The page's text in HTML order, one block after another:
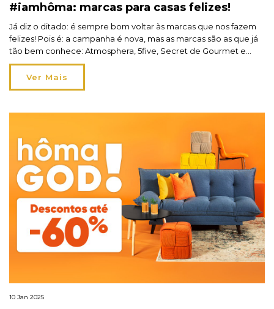
#iamhôma: marcas para casas felizes!
Já diz o ditado: é sempre bom voltar às marcas que nos fazem
felizes! Pois é: a campanha é nova, mas as marcas são as que já
tão bem conhece: Atmosphera, 5five, Secret de Gourmet e
Hespéride. Este quarteto vai fazê-lo reapaixonar-se por cada
cantinho da sua casa, a começar já hoje, dia 14 de […]
Ver Mais
10 Jan 2025